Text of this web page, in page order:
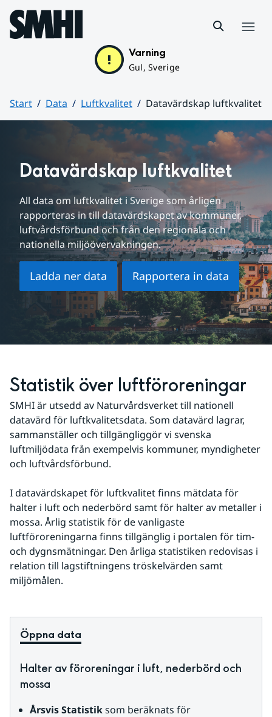
Hoppa till sidans innehåll
Varning
Gul, Sverige
Start Data Luftkvalitet
Datavärdskap luftkvalitet
Datavärdskap luftkvalitet
All data om luftkvalitet i Sverige som årligen
rapporteras in till datavärdskapet av kommuner,
luftvårdsförbund och från den regionala och
nationella miljöövervakningen.
Ladda ner data Rapportera in data
Statistik över luftföroreningar
SMHI är utsedd av Naturvårdsverket till nationell
datavärd för luftkvalitetsdata. Som datavärd lagrar,
sammanställer och tillgängliggör vi svenska
luftmiljödata från exempelvis kommuner, myndigheter
och luftvårdsförbund.
I datavärdskapet för luftkvalitet finns mätdata för
halter i luft och nederbörd samt för halter av metaller i
mossa. Årlig statistik för de vanligaste
luftföroreningarna finns tillgänglig i portalen för tim-
och dygnsmätningar. Den årliga statistiken redovisas i
relation till lagstiftningens tröskelvärden samt
miljömålen.
Öppna data
Halter av föroreningar i luft, nederbörd och
mossa
Årsvis Statistik som beräknats för